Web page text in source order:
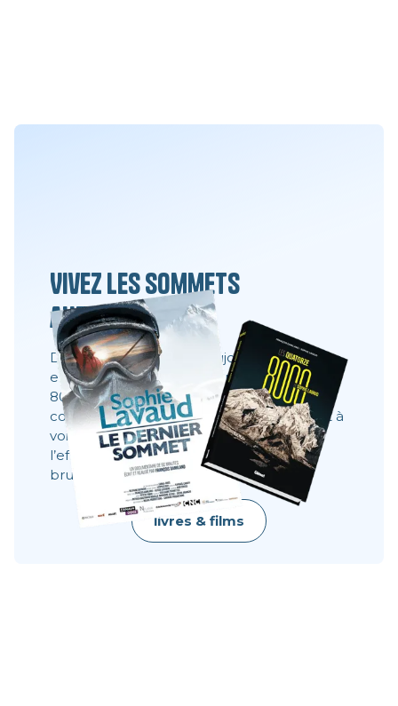
Vivez les sommets
autrement
Des films, des livres et toujours la même
envie : partager ce que l’on ne voit pas à
8000 mètres. Ces récits montrent les
coulisses, les visages, les choix. Ils donnent à
voir ce qu’une image ne dit pas toujours :
l’effort, le doute, la résilience, la beauté
brute.
livres & films